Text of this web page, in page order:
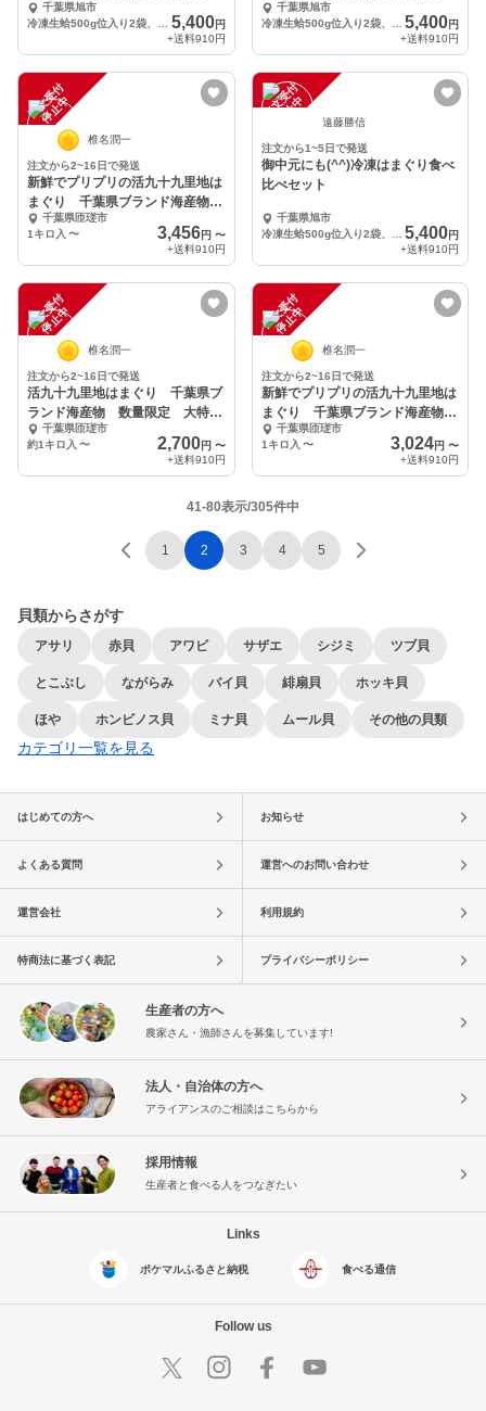
わせセット
千葉県旭市
5,400円
+送料910円
わせセット
千葉県旭市
5,400円
+送料910円
注
文
受
付
停
止
中
椎名潤一
注文から2~16日で発送
新鮮でプリプリの活九十九里地は
まぐり 千葉県ブランド海産物認
定品千葉県匝瑳市
1キロ入 〜 3,456円 〜
+送料910円
注
文
受
付
停
止
中 遠藤勝信
注文から1~5日で発送
御中元にも(^^)冷凍はまぐり食べ
比べセット
千葉県旭市
5,400円
+送料910円
注
文
受
付
停
止
中
椎名潤一
注文から2~16日で発送
活九十九里地はまぐり 千葉県ブ
ランド海産物 数量限定 大特価
品 千葉県匝瑳市
約1キロ入 〜 2,700円 〜
+送料910円
注
文
受
付
停
止
中
椎名潤一
注文から2~16日で発送
新鮮でプリプリの活九十九里地は
まぐり 千葉県ブランド海産物認
定品千葉県匝瑳市
1キロ入 〜 3,024円 〜
+送料910円
41-80表示/305件中
1 2 3 4 5
貝類からさがす
アサリ 赤貝 アワビ サザエ シジミ ツブ貝
とこぶし ながらみ バイ貝 緋扇貝 ホッキ貝
ほや ホンビノス貝 ミナ貝 ムール貝 その他の貝類
カテゴリ一覧を見る
はじめての方へ お知らせ
よくある質問 運営へのお問い合わせ
運営会社 利用規約
特商法に基づく表記 プライバシーポリシー
生産者の方へ
農家さん・漁師さんを募集しています!
法人・自治体の方へ
アライアンスのご相談はこちらから
採用情報
生産者と食べる人をつなぎたい
Links
ポケマルふるさと納税 食べる通信
Follow us